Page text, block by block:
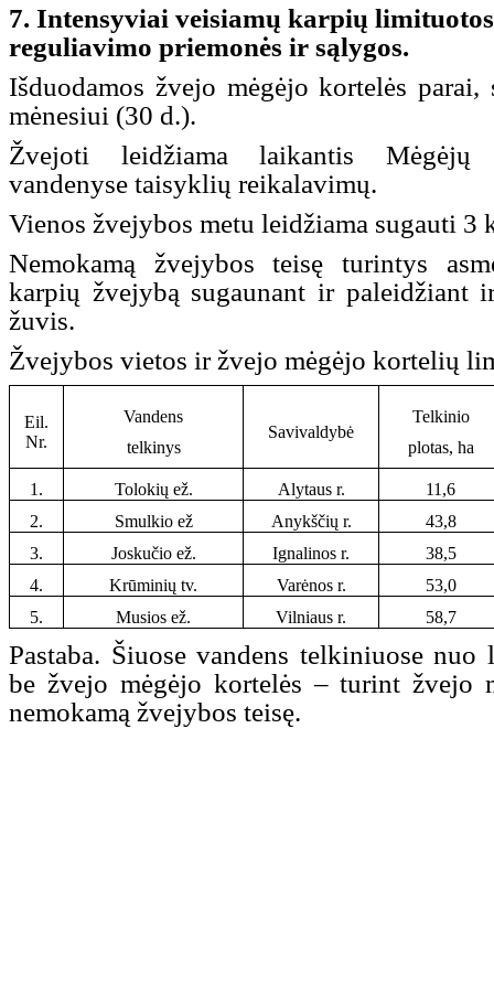
7. Intensyviai veisiamų karpių
reguliavimo priemonės ir sąlygos.
Išduodamos žvejo mėgėjo kortelės
mėnesiui (30 d.).
Žvejoti leidžiama laikantis Mėgėjų
vandenyse taisyklių reikalavimų.
Vienos žvejybos metu leidžiama sugauti 3
Nemokamą žvejybos teisę turintys
karpių žvejybą sugaunant ir paleidžiant
žuvis.
Žvejybos vietos ir žvejo mėgėjo kortelių
Eil.
Nr.
Vandens
telkinys
Savivaldybė
Telkinio
plotas, ha
1. Tolokių ež. Alytaus r.
11,6
2.
Smulkio ež Anykščių r.
43,8
3.
Joskučio ež. Ignalinos r.
38,5
4.
Krūminių tv. Varėnos r.
53,0
5.
Musios ež. Vilniaus r. 58,7
Pastaba. Šiuose vandens telkiniuose
be žvejo mėgėjo kortelės – turint žvejo
nemokamą žvejybos teisę.